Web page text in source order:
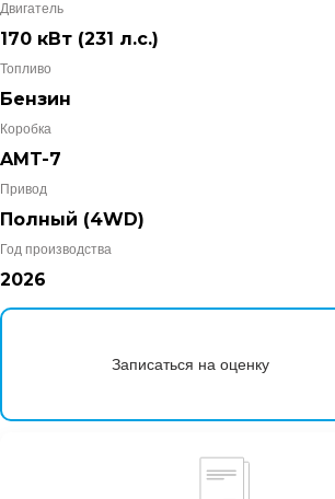
Двигатель
170 кВт (231 л.с.)
Топливо
Бензин
Коробка
AMT-7
Привод
Полный (4WD)
Год производства
2026
Записаться на оценку